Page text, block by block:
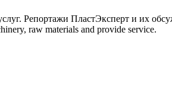
Репортажи ПластЭксперт и их
raw materials and provide service.